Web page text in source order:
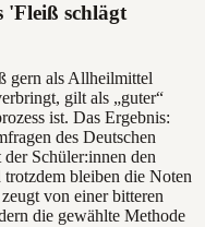
'Fleiß schlägt
gern als Allheilmittel
gilt als „guter“
ist. Das Ergebnis:
des Deutschen
Schüler:innen den
bleiben die Noten
von einer bitteren
die gewählte Methode